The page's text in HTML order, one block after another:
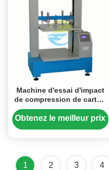
Machine d'essai d'impact
de compression de carton
pour l'essai de résistance à
la compression et de
Obtenez le meilleur prix
1 2 3 4